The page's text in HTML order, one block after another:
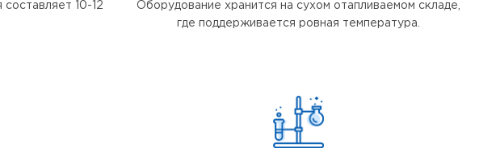
10-12
Оборудование хранится на сухом отапливаемом складе,
где поддерживается ровная температура.